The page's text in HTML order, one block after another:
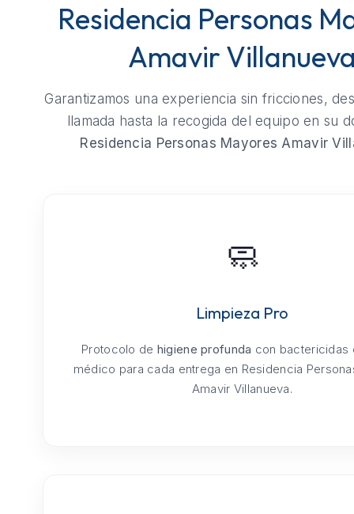
Residencia Personas
Amavir
Garantizamos una experiencia sin fricciones,
llamada hasta la recogida del equipo en su
Residencia Personas Mayores Amavir
🧼
Limpieza Pro
Protocolo de higiene profunda con bactericidas
médico para cada entrega en Residencia
Amavir Villanueva.